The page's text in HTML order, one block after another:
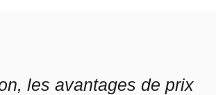
les avantages de prix